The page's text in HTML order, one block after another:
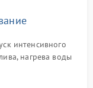
интенсивного
нагрева воды
шумов,
в поддоне.